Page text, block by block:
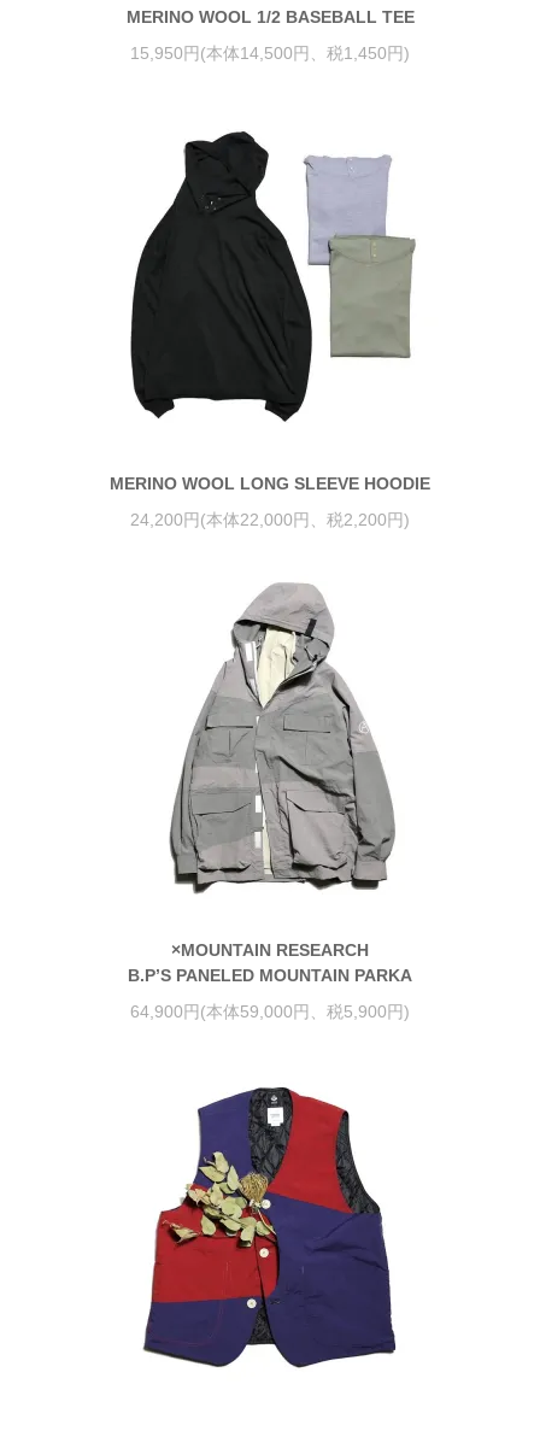
MERINO WOOL 1/2 BASEBALL TEE
15,950円(本体14,500円、税1,450円)
MERINO WOOL LONG SLEEVE HOODIE
24,200円(本体22,000円、税2,200円)
×MOUNTAIN RESEARCH
B.P’S PANELED MOUNTAIN PARKA
64,900円(本体59,000円、税5,900円)